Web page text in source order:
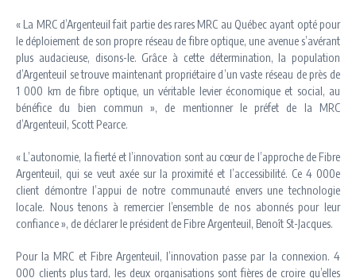
« La MRC d’Argenteuil fait partie des rares MRC au Québec ayant opté pour
le déploiement de son propre réseau de fibre optique, une avenue s’avérant
plus audacieuse, disons-le. Grâce à cette détermination, la population
d’Argenteuil se trouve maintenant propriétaire d’un vaste réseau de près de
1 000 km de fibre optique, un véritable levier économique et social, au
bénéfice du bien commun », de mentionner le préfet de la MRC
d’Argenteuil, Scott Pearce.
« L’autonomie, la fierté et l’innovation sont au cœur de l’approche de Fibre
Argenteuil, qui se veut axée sur la proximité et l’accessibilité. Ce 4 000e
client démontre l’appui de notre communauté envers une technologie
locale. Nous tenons à remercier l’ensemble de nos abonnés pour leur
confiance », de déclarer le président de Fibre Argenteuil, Benoît St-Jacques.
Pour la MRC et Fibre Argenteuil, l’innovation passe par la connexion. 4
000 clients plus tard, les deux organisations sont fières de croire qu’elles